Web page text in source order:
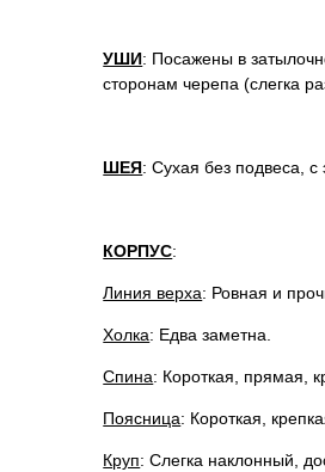
УШИ: Посажены в
сторонам черепа (слегка
ШЕЯ: Сухая без подвеса, с
КОРПУС:
Линия верха: Ровная и
Холка: Едва заметна.
Спина: Короткая, прямая,
Поясница: Короткая,
Круп: Слегка наклонный,